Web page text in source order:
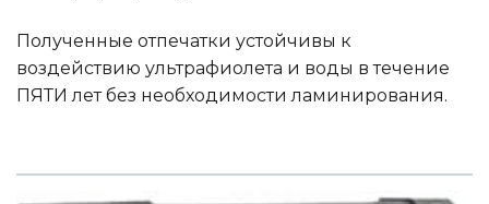
Полученные отпечатки устойчивы к
воздействию ультрафиолета и воды в течение
ПЯТИ лет без необходимости ламинирования.